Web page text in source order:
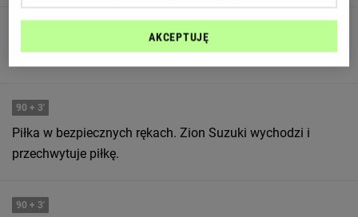
Parma Calcio 1913 próbuja stworzyć jakąś akcję.
90 + 3'
Piłka w bezpiecznych rękach. Zion Suzuki wychodzi i
przechwytuje piłkę.
90 + 3'
AKCEPTUJĘ